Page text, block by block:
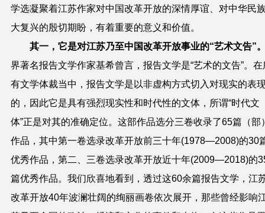
学选凝聚着江苏作家对中国改革开放的深情厚谊、对中华民
大复兴的殷切期盼，有着重要的意义和价值。
其一，它是对江苏乃至中国改革开放事业的“艺术文告”
界著名报告文学作家基希曾言，报告文学是“艺术的文告”。在
有文学体裁当中， 报告文学是以非虚构方式切入对现实的表
的，因此它是具有强烈现实性和时代性的文体， 所谓“时代文
体”正是对其的准确定位。这部作品选分三卷收录了65篇（部
作品，其中第一卷选录改革开放前三十年(1978—2008)的30
优秀作品 ， 第二 三卷选录改革开放近十年(2009—2018)的
篇优秀作品。我们欣喜地看到，透过这60余篇报告文学， 江
改革开放40年波澜壮阔的绚丽画卷依次展开，那些曾经影响